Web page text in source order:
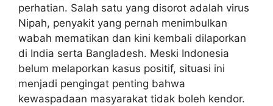
perhatian. Salah satu yang disorot adalah virus
Nipah, penyakit yang pernah menimbulkan
wabah mematikan dan kini kembali dilaporkan
di India serta Bangladesh. Meski Indonesia
belum melaporkan kasus positif, situasi ini
menjadi pengingat penting bahwa
kewaspadaan masyarakat tidak boleh kendor.